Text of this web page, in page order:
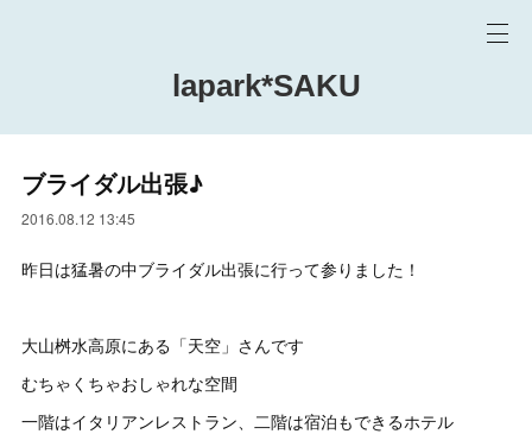
lapark*SAKU
ブライダル出張♪
2016.08.12 13:45
昨日は猛暑の中ブライダル出張に行って参りました！
大山桝水高原にある「天空」さんです
むちゃくちゃおしゃれな空間
一階はイタリアンレストラン、二階は宿泊もできるホテル